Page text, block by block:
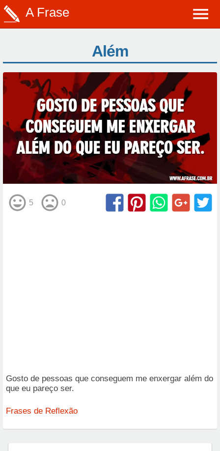
A Frase
Além
5 0
Gosto de pessoas que conseguem me enxergar além do
que eu pareço ser.
Frases de Reflexão